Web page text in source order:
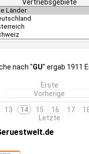
Vertriebsgebiete
nach "GU" ergab 1911
Erste
Vorherige
13 14 15 16 17
Letzte